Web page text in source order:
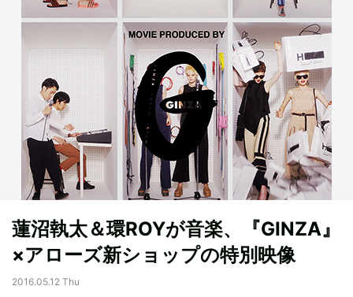
蓮沼執太＆環ROYが音楽、『GINZA』
×アローズ新ショップの特別映像
2016.05.12 Thu